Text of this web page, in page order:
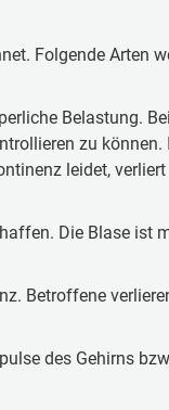
Folgende Arten
Belastung.
zu
leidet, verliert
Die Blase ist
Betroffene
des Gehirns